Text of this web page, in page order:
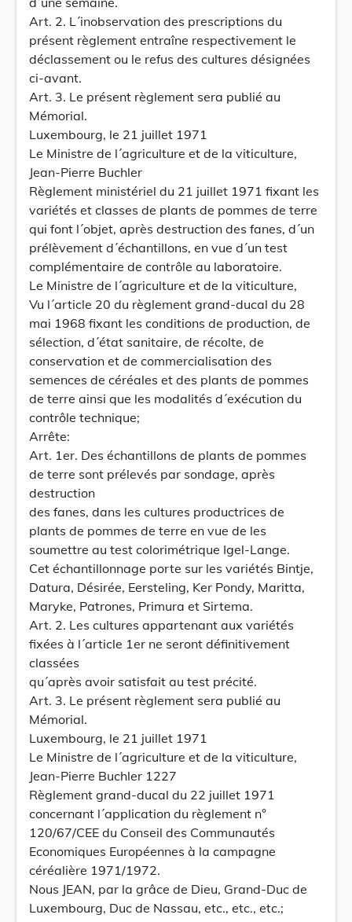
Art. 2. L´inobservation des prescriptions du
présent règlement entraîne respectivement le
déclassement ou le refus des cultures désignées
ci-avant.
Art. 3. Le présent règlement sera publié au
Mémorial.
Luxembourg, le 21 juillet 1971
Le Ministre de l´agriculture et de la viticulture,
Jean-Pierre Buchler
Règlement ministériel du 21 juillet 1971 fixant les
variétés et classes de plants de pommes de terre
qui font l´objet, après destruction des fanes, d´un
prélèvement d´échantillons, en vue d´un test
complémentaire de contrôle au laboratoire.
Le Ministre de l´agriculture et de la viticulture,
Vu l´article 20 du règlement grand-ducal du 28
mai 1968 fixant les conditions de production, de
sélection, d´état sanitaire, de récolte, de
conservation et de commercialisation des
semences de céréales et des plants de pommes
de terre ainsi que les modalités d´exécution du
contrôle technique;
Arrête:
Art. 1er. Des échantillons de plants de pommes
de terre sont prélevés par sondage, après
destruction
des fanes, dans les cultures productrices de
plants de pommes de terre en vue de les
soumettre au test colorimétrique Igel-Lange.
Cet échantillonnage porte sur les variétés Bintje,
Datura, Désirée, Eersteling, Ker Pondy, Maritta,
Maryke, Patrones, Primura et Sirtema.
Art. 2. Les cultures appartenant aux variétés
fixées à l´article 1er ne seront définitivement
classées
qu´après avoir satisfait au test précité.
Art. 3. Le présent règlement sera publié au
Mémorial.
Luxembourg, le 21 juillet 1971
Le Ministre de l´agriculture et de la viticulture,
Jean-Pierre Buchler 1227
Règlement grand-ducal du 22 juillet 1971
concernant l´application du règlement n°
120/67/CEE du Conseil des Communautés
Economiques Européennes à la campagne
céréalière 1971/1972.
Nous JEAN, par la grâce de Dieu, Grand-Duc de
Luxembourg, Duc de Nassau, etc., etc., etc.;